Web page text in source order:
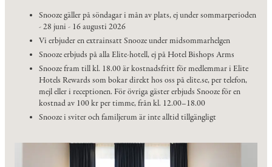
Snooze gäller på söndagar i mån av plats, ej under sommarperioden
- 28 juni - 16 augusti 2026
Vi erbjuder en extrainsatt Snooze under midsommarhelgen
Snooze erbjuds på alla Elite-hotell, ej på Hotel Bishops Arms
Snooze fram till kl. 18.00 är kostnadsfritt för medlemmar i Elite
Hotels Rewards som bokar direkt hos oss på elite.se, per telefon,
mejl eller i receptionen. För övriga gäster erbjuds Snooze för en
kostnad av 100 kr per timme, från kl. 12.00–18.00
Snooze i sviter och familjerum är inte alltid tillgängligt